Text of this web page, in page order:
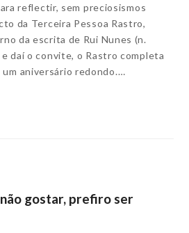
reflectir, sem preciosismos
da Terceira Pessoa Rastro,
da escrita de Rui Nunes (n.
daí o convite, o Rastro completa
aniversário redondo.…
gostar, prefiro ser